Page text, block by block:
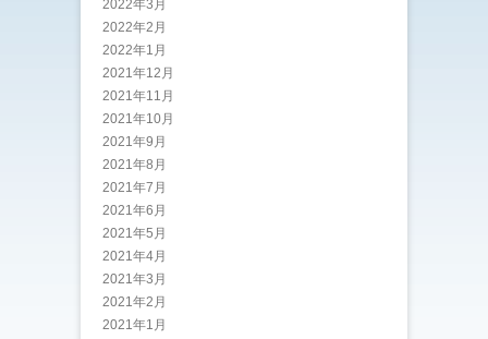
2022年3月
2022年2月
2022年1月
2021年12月
2021年11月
2021年10月
2021年9月
2021年8月
2021年7月
2021年6月
2021年5月
2021年4月
2021年3月
2021年2月
2021年1月